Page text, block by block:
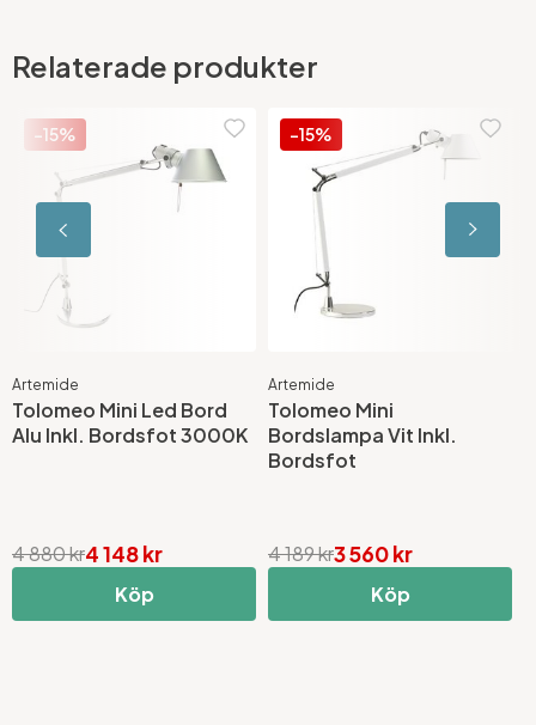
Relaterade produkter
-15%
Artemide
Tolomeo Mini Led Bord
Alu Inkl. Bordsfot 3000K
4 148 kr
4 880 kr
Köp
-15%
Artemide
Tolomeo Mini
Bordslampa Vit Inkl.
Bordsfot
3 560 kr
4 189 kr
Köp